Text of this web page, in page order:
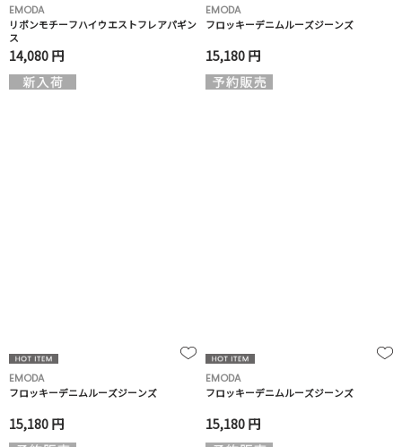
EMODA
リボンモチーフハイウエストフレアパギン
ス
14,080 円
EMODA
フロッキーデニムルーズジーンズ
15,180 円
EMODA
フロッキーデニムルーズジーンズ
15,180 円
EMODA
フロッキーデニムルーズジーンズ
15,180 円